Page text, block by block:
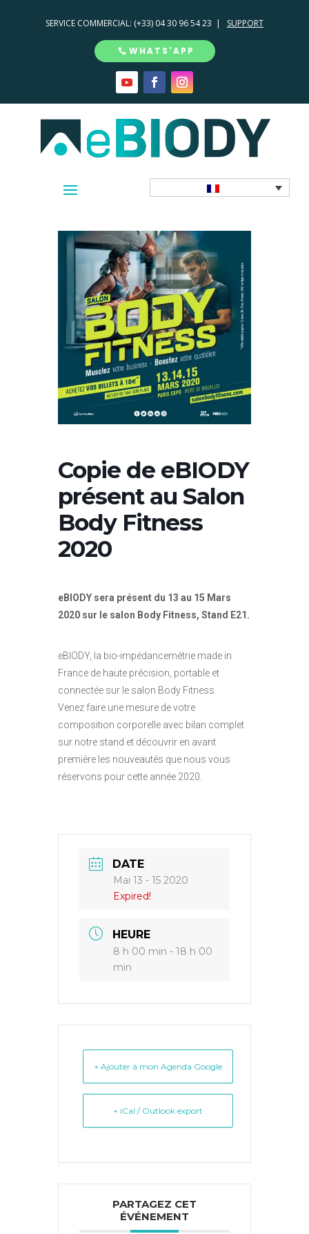
SERVICE COMMERCIAL: (+33) 04 30 96 54 23 | SUPPORT
WHATS'APP
Copie de eBIODY
présent au Salon
Body Fitness
2020
eBIODY sera présent du 13 au 15 Mars
2020 sur le salon Body Fitness, Stand E21.
eBIODY, la bio-impédancemétrie made in
France de haute précision, portable et
connectée sur le salon Body Fitness.
Venez faire une mesure de votre
composition corporelle avec bilan complet
sur notre stand et découvrir en avant
première les nouveautés que nous vous
réservons pour cette année 2020.
DATE
Mai 13 - 15 2020
Expired!
HEURE
8 h 00 min - 18 h 00
min
+ Ajouter à mon Agenda Google
+ iCal / Outlook export
PARTAGEZ CET
ÉVÉNEMENT